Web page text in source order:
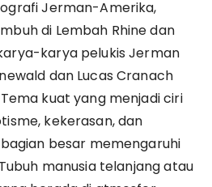
Jerman-Amerika,
di Lembah Rhine dan
karya pelukis Jerman
dan Lucas Cranach
kuat yang menjadi ciri
kekerasan, dan
besar memengaruhi
manusia telanjang atau